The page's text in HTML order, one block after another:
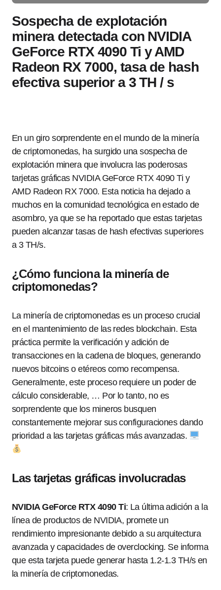
Sospecha de explotación
minera detectada con NVIDIA
GeForce RTX 4090 Ti y AMD
Radeon RX 7000, tasa de hash
efectiva superior a 3 TH / s
En un giro sorprendente en el mundo de la minería
de criptomonedas, ha surgido una sospecha de
explotación minera que involucra las poderosas
tarjetas gráficas NVIDIA GeForce RTX 4090 Ti y
AMD Radeon RX 7000. Esta noticia ha dejado a
muchos en la comunidad tecnológica en estado de
asombro, ya que se ha reportado que estas tarjetas
pueden alcanzar tasas de hash efectivas superiores
a 3 TH/s.
¿Cómo funciona la minería de
criptomonedas?
La minería de criptomonedas es un proceso crucial
en el mantenimiento de las redes blockchain. Esta
práctica permite la verificación y adición de
transacciones en la cadena de bloques, generando
nuevos bitcoins o etéreos como recompensa.
Generalmente, este proceso requiere un poder de
cálculo considerable, … Por lo tanto, no es
sorprendente que los mineros busquen
constantemente mejorar sus configuraciones dando
prioridad a las tarjetas gráficas más avanzadas.
Las tarjetas gráficas involucradas
NVIDIA GeForce RTX 4090 Ti: La última adición a la
línea de productos de NVIDIA, promete un
rendimiento impresionante debido a su arquitectura
avanzada y capacidades de overclocking. Se informa
que esta tarjeta puede generar hasta 1.2-1.3 TH/s en
la minería de criptomonedas.